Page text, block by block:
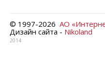
© 1997-2026 АО
Дизайн сайта - Nikoland
2014